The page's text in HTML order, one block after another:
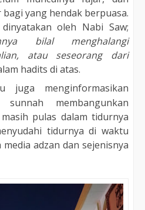
yang hendak berpuasa.
oleh Nabi Saw;
bilal menghalangi
atau seseorang dari
hadits di atas.
juga menginformasikan
membangunkan
pulas dalam tidurnya
tidurnya di waktu
adzan dan sejenisnya